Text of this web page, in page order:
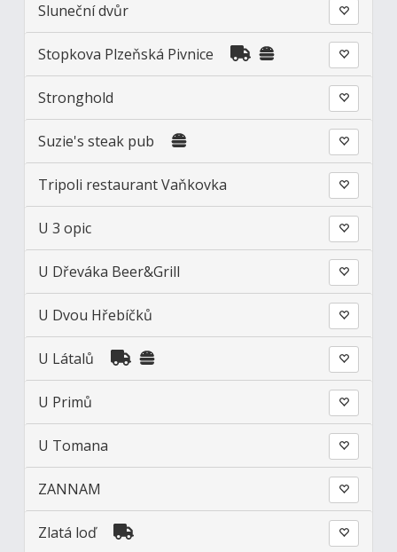
Sluneční dvůr
Stopkova Plzeňská Pivnice
Stronghold
Suzie's steak pub
Tripoli restaurant Vaňkovka
U 3 opic
U Dřeváka Beer&Grill
U Dvou Hřebíčků
U Látalů
U Primů
U Tomana
ZANNAM
Zlatá loď